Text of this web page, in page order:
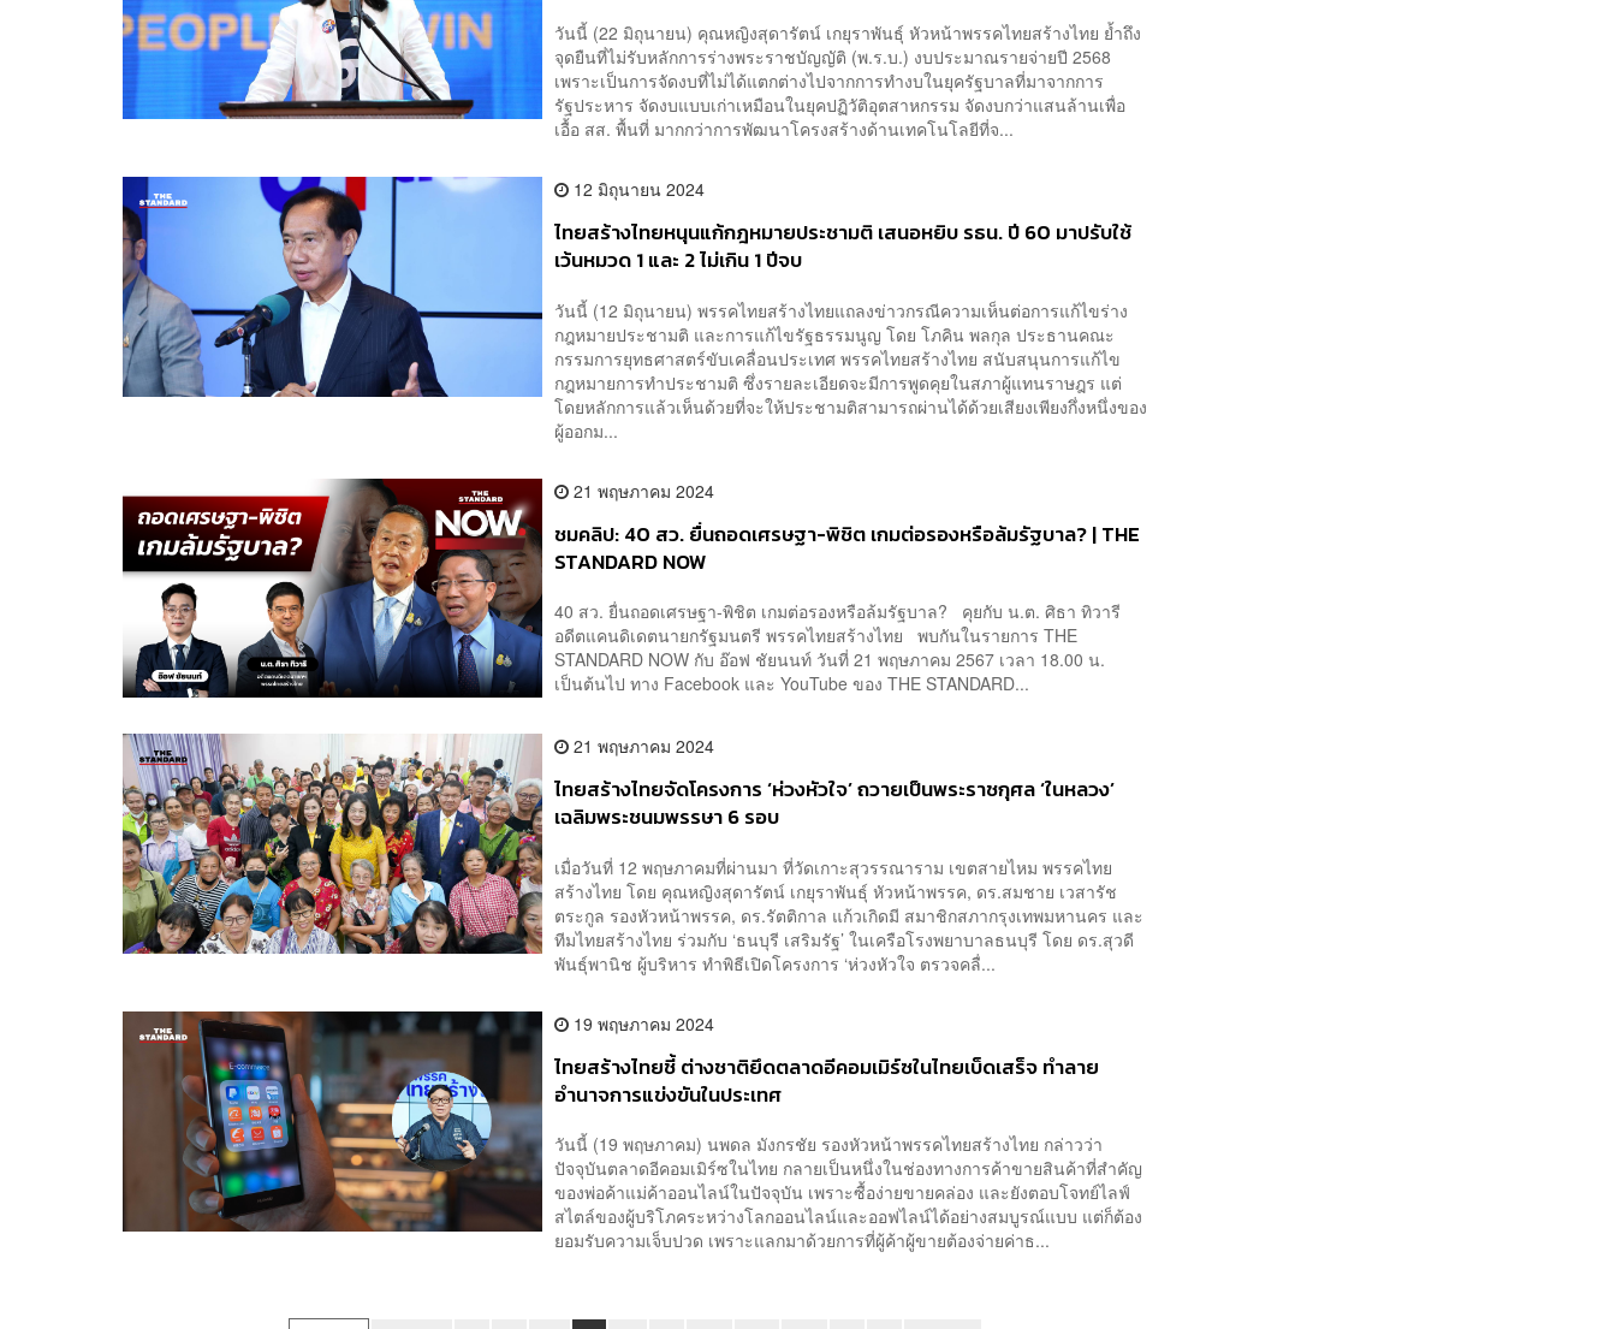
วันนี้ (22 มิถุนายน) คุณหญิงสุดารัตน์ เกยุราพันธุ์ หัวหน้าพรรคไทยสร้างไทย ย้ำถึง
จุดยืนที่ไม่รับหลักการร่างพระราชบัญญัติ (พ.ร.บ.) งบประมาณรายจ่ายปี 2568
เพราะเป็นการจัดงบที่ไม่ได้แตกต่างไปจากการทำงบในยุครัฐบาลที่มาจากการ
รัฐประหาร จัดงบแบบเก่าเหมือนในยุคปฏิวัติอุตสาหกรรม จัดงบกว่าแสนล้านเพื่อ
เอื้อ สส. พื้นที่ มากกว่าการพัฒนาโครงสร้างด้านเทคโนโลยีที่จ...
12 มิถุนายน 2024
ไทยสร้างไทยหนุนแก้กฎหมายประชามติ เสนอหยิบ รธน. ปี 60 มาปรับใช้
เว้นหมวด 1 และ 2 ไม่เกิน 1 ปีจบ
วันนี้ (12 มิถุนายน) พรรคไทยสร้างไทยแถลงข่าวกรณีความเห็นต่อการแก้ไขร่าง
กฎหมายประชามติ และการแก้ไขรัฐธรรมนูญ โดย โภคิน พลกุล ประธานคณะ
กรรมการยุทธศาสตร์ขับเคลื่อนประเทศ พรรคไทยสร้างไทย สนับสนุนการแก้ไข
กฎหมายการทำประชามติ ซึ่งรายละเอียดจะมีการพูดคุยในสภาผู้แทนราษฎร แต่
โดยหลักการแล้วเห็นด้วยที่จะให้ประชามติสามารถผ่านได้ด้วยเสียงเพียงกึ่งหนึ่งของ
ผู้ออกม...
21 พฤษภาคม 2024
ชมคลิป: 40 สว. ยื่นถอดเศรษฐา-พิชิต เกมต่อรองหรือล้มรัฐบาล? | THE
STANDARD NOW
40 สว. ยื่นถอดเศรษฐา-พิชิต เกมต่อรองหรือล้มรัฐบาล? คุยกับ น.ต. ศิธา ทิวารี
อดีตแคนดิเดตนายกรัฐมนตรี พรรคไทยสร้างไทย พบกันในรายการ THE
STANDARD NOW กับ อ๊อฟ ชัยนนท์ วันที่ 21 พฤษภาคม 2567 เวลา 18.00 น.
เป็นต้นไป ทาง Facebook และ YouTube ของ THE STANDARD...
21 พฤษภาคม 2024
ไทยสร้างไทยจัดโครงการ ‘ห่วงหัวใจ’ ถวายเป็นพระราชกุศล ‘ในหลวง’
เฉลิมพระชนมพรรษา 6 รอบ
เมื่อวันที่ 12 พฤษภาคมที่ผ่านมา ที่วัดเกาะสุวรรณาราม เขตสายไหม พรรคไทย
สร้างไทย โดย คุณหญิงสุดารัตน์ เกยุราพันธุ์ หัวหน้าพรรค, ดร.สมชาย เวสารัช
ตระกูล รองหัวหน้าพรรค, ดร.รัตติกาล แก้วเกิดมี สมาชิกสภากรุงเทพมหานคร และ
ทีมไทยสร้างไทย ร่วมกับ ‘ธนบุรี เสริมรัฐ’ ในเครือโรงพยาบาลธนบุรี โดย ดร.สุวดี
พันธุ์พานิช ผู้บริหาร ทำพิธีเปิดโครงการ ‘ห่วงหัวใจ ตรวจคลื่...
19 พฤษภาคม 2024
ไทยสร้างไทยชี้ ต่างชาติยึดตลาดอีคอมเมิร์ซในไทยเบ็ดเสร็จ ทำลาย
อำนาจการแข่งขันในประเทศ
วันนี้ (19 พฤษภาคม) นพดล มังกรชัย รองหัวหน้าพรรคไทยสร้างไทย กล่าวว่า
ปัจจุบันตลาดอีคอมเมิร์ซในไทย กลายเป็นหนึ่งในช่องทางการค้าขายสินค้าที่สำคัญ
ของพ่อค้าแม่ค้าออนไลน์ในปัจจุบัน เพราะซื้อง่ายขายคล่อง และยังตอบโจทย์ไลฟ์
สไตล์ของผู้บริโภคระหว่างโลกออนไลน์และออฟไลน์ได้อย่างสมบูรณ์แบบ แต่ก็ต้อง
ยอมรับความเจ็บปวด เพราะแลกมาด้วยการที่ผู้ค้าผู้ขายต้องจ่ายค่าธ...